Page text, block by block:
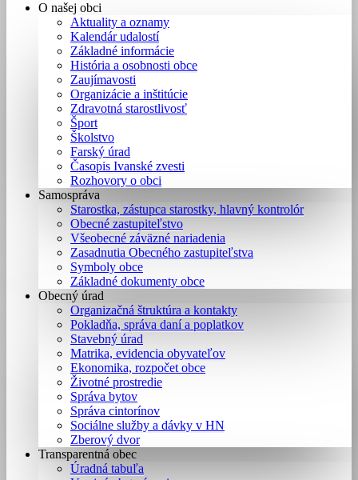
O našej obci
Aktuality a oznamy
Kalendár udalostí
Základné informácie
História a osobnosti obce
Zaujímavosti
Organizácie a inštitúcie
Zdravotná starostlivosť
Šport
Školstvo
Farský úrad
Časopis Ivanské zvesti
Rozhovory o obci
Samospráva
Starostka, zástupca starostky, hlavný kontrolór
Obecné zastupiteľstvo
Všeobecné záväzné nariadenia
Zasadnutia Obecného zastupiteľstva
Symboly obce
Základné dokumenty obce
Obecný úrad
Organizačná štruktúra a kontakty
Pokladňa, správa daní a poplatkov
Stavebný úrad
Matrika, evidencia obyvateľov
Ekonomika, rozpočet obce
Životné prostredie
Správa bytov
Správa cintorínov
Sociálne služby a dávky v HN
Zberový dvor
Transparentná obec
Úradná tabuľa